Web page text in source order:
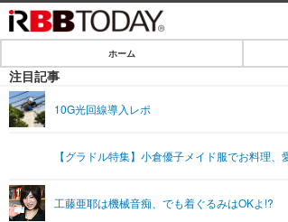
IT・デジタル
シ
エ
ライフ
ホーム
注目記事
10G光回線導入レポ
【グラドル特集】小倉優子メイド服でお料理
工藤亜耶は機械音痴、でも着ぐるみはOKよ!?